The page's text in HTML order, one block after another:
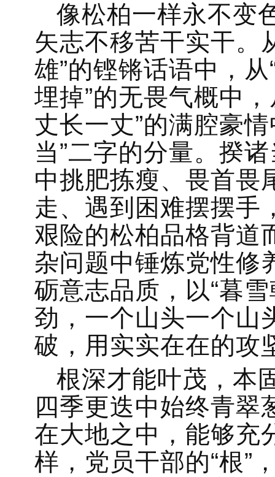
像松柏一样永不变
矢志不移苦干实干。
雄”的铿锵话语中，
埋掉”的无畏气概中
丈长一丈”的满腔豪
当”二字的分量。揆
中挑肥拣瘦、畏首畏
走、遇到困难摆摆手
艰险的松柏品格背道
杂问题中锤炼党性修
砺意志品质，以“暮
劲，一个山头一个山
破，用实实在在的攻
根深才能叶茂，本
四季更迭中始终青翠
在大地之中，能够充
样，党员干部的“根”